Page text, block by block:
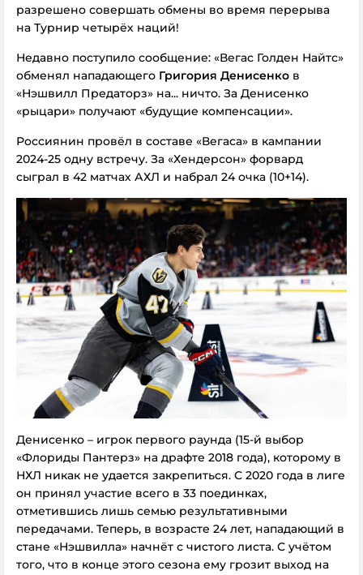
разрешено совершать обмены во время перерыва
на Турнир четырёх наций!
Недавно поступило сообщение: «Вегас Голден Найтс»
обменял нападающего Григория Денисенко в
«Нэшвилл Предаторз» на... ничто. За Денисенко
«рыцари» получают «будущие компенсации».
Россиянин провёл в составе «Вегаса» в кампании
2024-25 одну встречу. За «Хендерсон» форвард
сыграл в 42 матчах АХЛ и набрал 24 очка (10+14).
Денисенко – игрок первого раунда (15-й выбор
«Флориды Пантерз» на драфте 2018 года), которому в
НХЛ никак не удается закрепиться. С 2020 года в лиге
он принял участие всего в 33 поединках,
отметившись лишь семью результативными
передачами. Теперь, в возрасте 24 лет, нападающий в
стане «Нэшвилла» начнёт с чистого листа. С учётом
того, что в конце этого сезона ему грозит выход на